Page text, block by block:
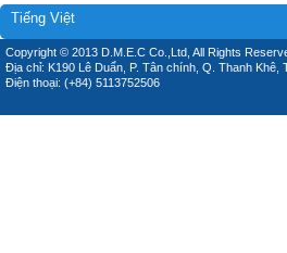
Tiếng Việt
Copyright © 2013 D.M.E.C Co.,Ltd, All Rights
Địa chỉ: K190 Lê Duẩn, P. Tân chính, Q. Thanh Khê,
Điện thoại: (+84) 5113752506